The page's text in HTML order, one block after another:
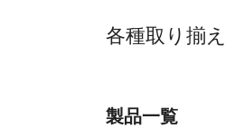
各種取り揃
製品一覧